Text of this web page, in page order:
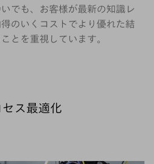
でも、お客様が最新の知識レ
のいくコストでより優れた結
とを重視しています。
セス最適化